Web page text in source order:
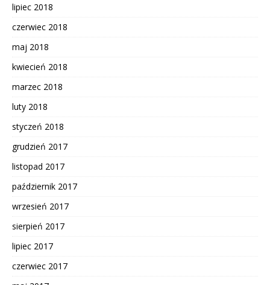
lipiec 2018
czerwiec 2018
maj 2018
kwiecień 2018
marzec 2018
luty 2018
styczeń 2018
grudzień 2017
listopad 2017
październik 2017
wrzesień 2017
sierpień 2017
lipiec 2017
czerwiec 2017